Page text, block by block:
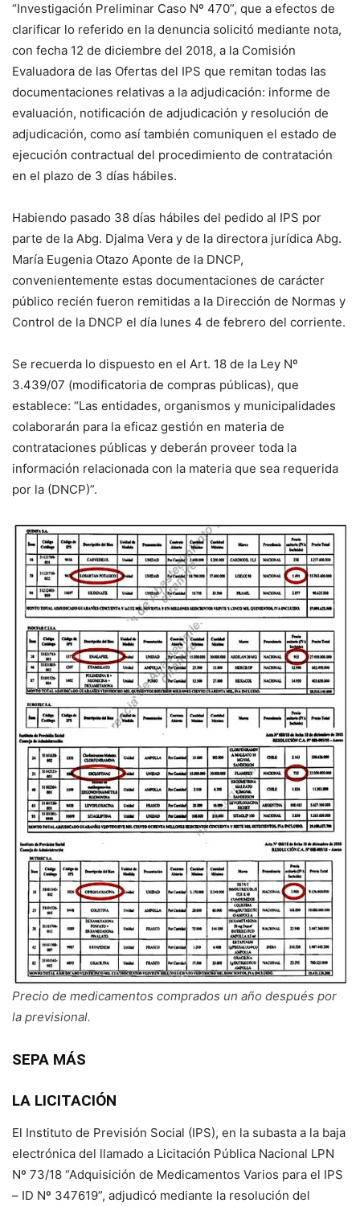
“Investigación Preliminar Caso Nº 470”, que a efectos de
clarificar lo referido en la denuncia solicitó mediante nota,
con fecha 12 de diciem­bre del 2018, a la Comisión
Evaluadora de las Ofertas del IPS que remitan todas las
documentaciones relativas a la adjudicación: informe de
evaluación, notificación de adjudicación y resolución de
adjudicación, como así tam­bién comuniquen el estado de
ejecución contractual del procedimiento de contra­tación
en el plazo de 3 días hábiles.
Habiendo pasado 38 días hábiles del pedido al IPS por
parte de la Abg. Djalma Vera y de la directora jurí­dica Abg.
María Eugenia Otazo Aponte de la DNCP,
convenientemente estas documentaciones de carác­ter
público recién fueron remitidas a la Dirección de Normas y
Control de la DNCP el día lunes 4 de febrero del corriente.
Se recuerda lo dispuesto en el Art. 18 de la Ley Nº
3.439/07 (modificatoria de compras públicas), que
establece: “Las entidades, organismos y municipalidades
colabo­rarán para la eficaz gestión en materia de
contrataciones públicas y deberán proveer toda la
información relacio­nada con la materia que sea requerida
por la (DNCP)”.
Precio de medicamentos comprados un año después por
la previsional.
SEPA MÁS
LA LICITACIÓN
El Instituto de Previsión Social (IPS), en la subasta a la baja
electrónica del llamado a Licitación Pública Nacional LPN
Nº 73/18 “Adquisición de Medicamentos Varios para el IPS
– ID Nº 347619”, adjudicó mediante la resolución del